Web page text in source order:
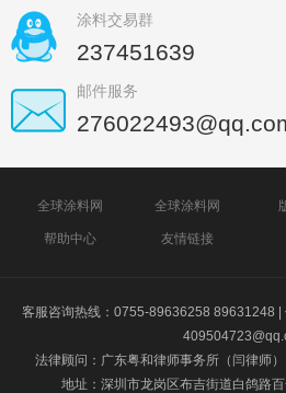
涂料交易群
237451639
邮件服务
全球涂料网 全球涂料网
帮助中心 友情链接
客服咨询热线：0755-89636258 89631248 |
法律顾问：广东粤和律师事务所（闫律师
地址：深圳市龙岗区布吉街道白鸽路